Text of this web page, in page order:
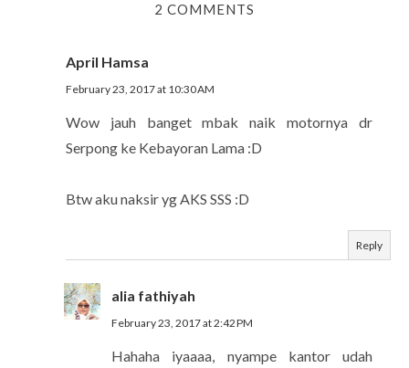
2 COMMENTS
April Hamsa
February 23, 2017 at 10:30 AM
Wow jauh banget mbak naik motornya dr
Serpong ke Kebayoran Lama :D
Btw aku naksir yg AKS SSS :D
Reply
alia fathiyah
February 23, 2017 at 2:42 PM
Hahaha iyaaaa, nyampe kantor udah